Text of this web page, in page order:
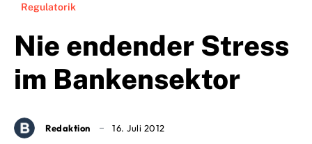
Regulatorik
Nie endender Stress
im Bankensektor
Redaktion 16. Juli 2012